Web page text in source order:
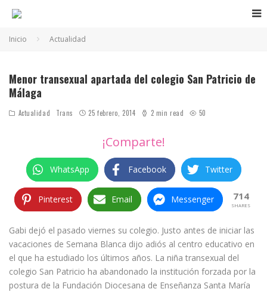
Inicio Actualidad
Menor transexual apartada del colegio San Patricio de
Málaga
Actualidad Trans 25 febrero, 2014 2 min read 50
¡Comparte!
WhatsApp Facebook Twitter
Pinterest Email Messenger 714
SHARES
Gabi dejó el pasado viernes su colegio. Justo antes de iniciar las
vacaciones de Semana Blanca dijo adiós al centro educativo en
el que ha estudiado los últimos años. La niña transexual del
colegio San Patricio ha abandonado la institución forzada por la
postura de la Fundación Diocesana de Enseñanza Santa María